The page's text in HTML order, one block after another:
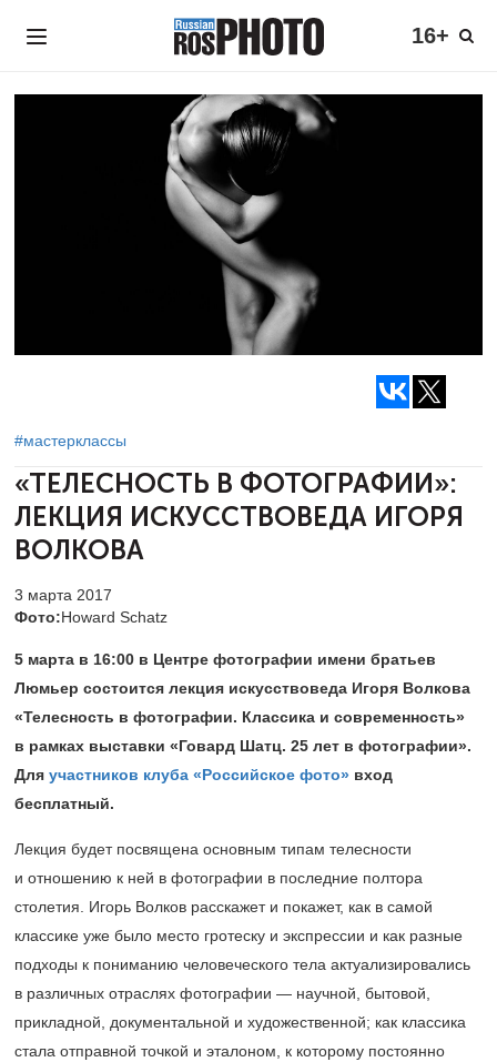
16+
#мастерклассы
«ТЕЛЕСНОСТЬ В ФОТОГРАФИИ»:
ЛЕКЦИЯ ИСКУССТВОВЕДА ИГОРЯ
ВОЛКОВА
3 марта 2017
Фото:Howard Schatz
5 марта в 16:00 в Центре фотографии имени братьев
Люмьер состоится лекция искусствоведа Игоря Волкова
«Телесность в фотографии. Классика и современность»
в рамках выставки «Говард Шатц. 25 лет в фотографии».
Для участников клуба «Российское фото» вход
бесплатный.
Лекция будет посвящена основным типам телесности
и отношению к ней в фотографии в последние полтора
столетия. Игорь Волков расскажет и покажет, как в самой
классике уже было место гротеску и экспрессии и как разные
подходы к пониманию человеческого тела актуализировались
в различных отраслях фотографии — научной, бытовой,
прикладной, документальной и художественной; как классика
стала отправной точкой и эталоном, к которому постоянно